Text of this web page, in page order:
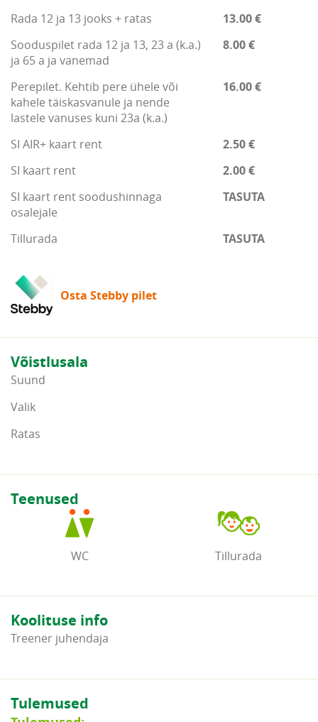
Rada 12 ja 13 jooks + ratas
13.00 €
Sooduspilet rada 12 ja 13, 23 a (k.a.)
ja 65 a ja vanemad
8.00 €
Perepilet. Kehtib pere ühele või
kahele täiskasvanule ja nende
lastele vanuses kuni 23a (k.a.)
16.00 €
SI AIR+ kaart rent
2.50 €
SI kaart rent
2.00 €
SI kaart rent soodushinnaga
osalejale
TASUTA
Tillurada TASUTA
Osta Stebby pilet
Võistlusala
Suund
Valik
Ratas
Teenused
WC Tillurada
Koolituse info
Treener juhendaja
Tulemused